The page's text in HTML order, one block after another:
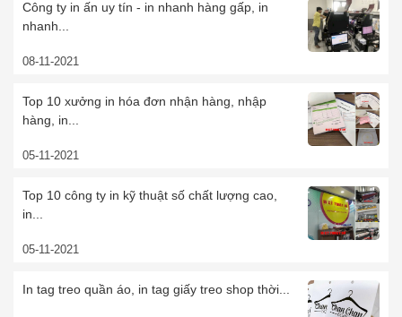
Công ty in ấn uy tín - in nhanh hàng gấp, in
nhanh...
08-11-2021
Top 10 xưởng in hóa đơn nhận hàng, nhập
hàng, in...
05-11-2021
Top 10 công ty in kỹ thuật số chất lượng cao,
in...
05-11-2021
In tag treo quần áo, in tag giấy treo shop thời...